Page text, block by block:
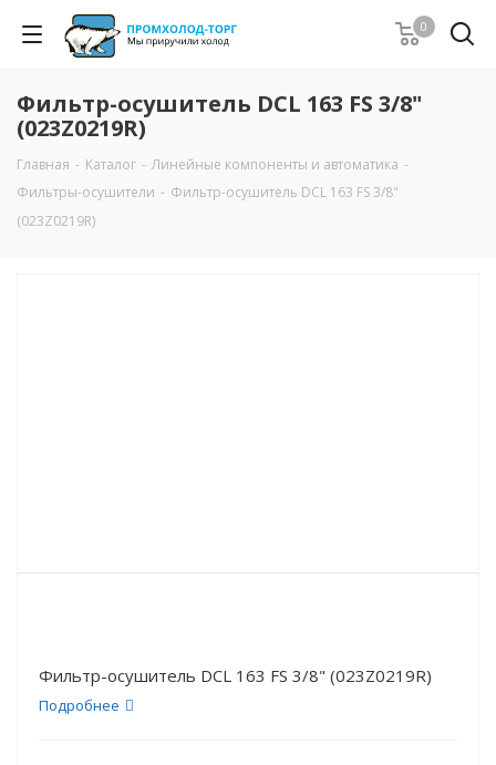
0
Фильтр-oсушитель DCL 163 FS 3/8"
(023Z0219R)
Главная - Каталог - Линейные компоненты и автоматика -
Фильтры-осушители - Фильтр-oсушитель DCL 163 FS 3/8"
(023Z0219R)
Фильтр-oсушитель DCL 163 FS 3/8" (023Z0219R)
Подробнее